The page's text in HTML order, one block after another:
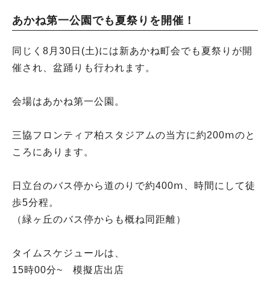
あかね第一公園でも夏祭りを開催！
同じく8月30日(土)には新あかね町会でも夏祭りが開
催され、盆踊りも行われます。
会場はあかね第一公園。
三協フロンティア柏スタジアムの当方に約200ⅿのと
ころにあります。
日立台のバス停から道のりで約400ⅿ、時間にして徒
歩5分程。
（緑ヶ丘のバス停からも概ね同距離）
タイムスケジュールは、
15時00分~ 模擬店出店